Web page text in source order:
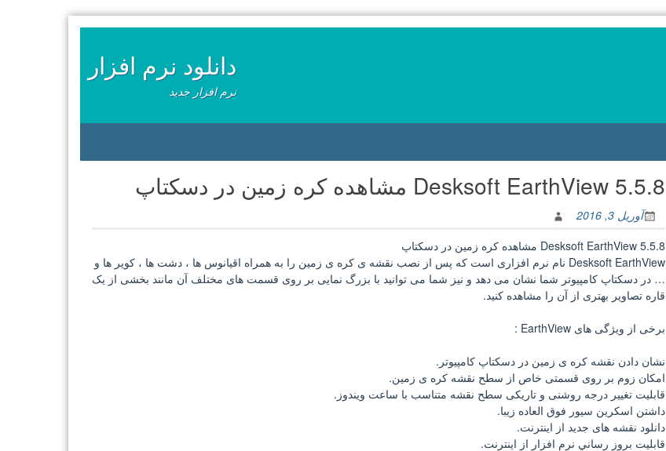
دانلود نرم افزار
نرم افزار جدید
Desksoft EarthView 5.5.8 مشاهده کره زمین در دسکتاپ
آوریل 3, 2016
Desksoft EarthView 5.5.8 مشاهده کره زمین در دسکتاپ
Desksoft EarthView نام نرم افزاری است که پس از نصب نقشه ی کره ی زمین را به همراه اقیانوس ها ، دشت ها ، کویر ها و
… در دسکتاپ کامپیوتر شما نشان می دهد و نیز شما می توانید با بزرگ نمایی بر روی قسمت های مختلف آن مانند بخشی از یک
قاره تصاویر بهتری از آن را مشاهده کنید.
برخی از ویژگی های EarthView :
نشان دادن نقشه کره ی زمین در دسکتاپ کامپیوتر.
امکان زوم بر روی قسمتی خاص از سطح نقشه کره ی زمین.
قابلیت تغییر درجه روشنی و تاریکی سطح نقشه متناسب با ساعت ویندوز.
داشتن اسکرین سیور فوق العاده زیبا.
دانلود نقشه های جدید از اینترنت.
قابليت بروز رساني نرم افزار از اينترنت.